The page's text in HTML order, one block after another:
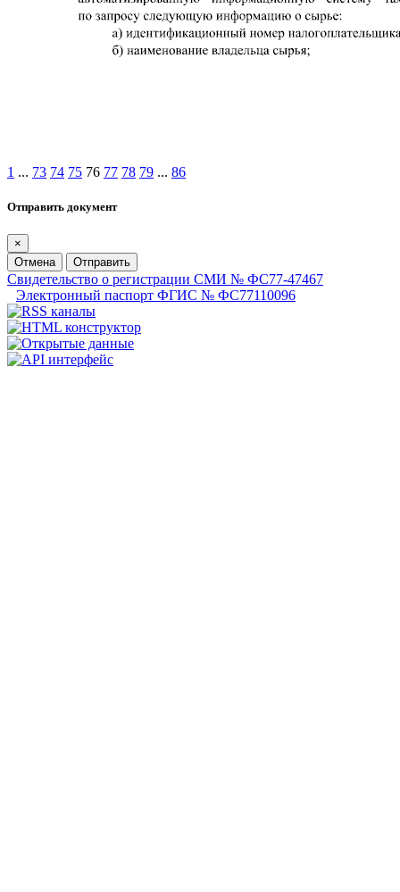
1 ... 73 74 75 76 77 78 79 ... 86
Отправить документ
×
Отмена
Отправить
Свидетельство о регистрации СМИ № ФС77-47467
Электронный паспорт ФГИС № ФС77110096